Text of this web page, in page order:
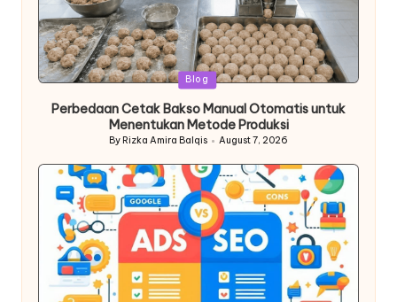
Posted
Blog
Perbedaan Cetak Bakso Manual Otomatis untuk
Menentukan Metode Produksi
Posted
By Rizka Amira Balqis August 7, 2026